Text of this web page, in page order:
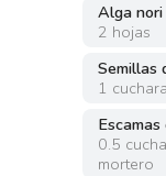
Alga nori
2 hojas
Semillas
1
0.5
mortero